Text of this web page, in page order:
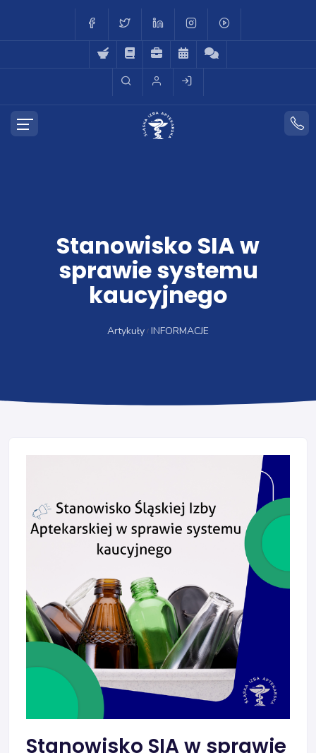
Stanowisko SIA w
sprawie systemu
kaucyjnego
Artykuły INFORMACJE
Stanowisko SIA w sprawie